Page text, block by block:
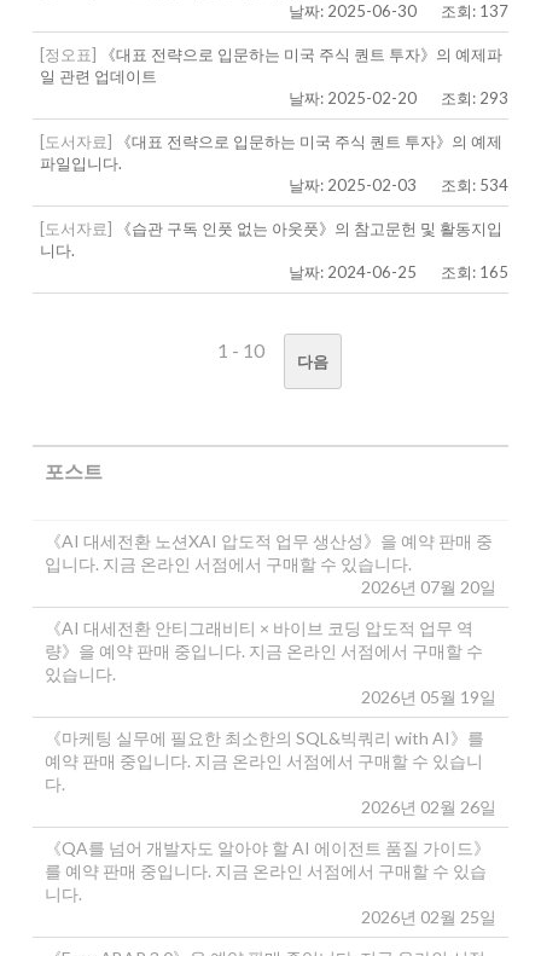
날짜: 2025-06-30
조회: 137
[정오표]
《대표 전략으로 입문하는 미국 주식 퀀트 투자》의 예제파
일 관련 업데이트
날짜: 2025-02-20
조회: 293
[도서자료]
《대표 전략으로 입문하는 미국 주식 퀀트 투자》의 예제
파일입니다.
날짜: 2025-02-03
조회: 534
[도서자료]
《습관 구독 인풋 없는 아웃풋》의 참고문헌 및 활동지입
니다.
날짜: 2024-06-25
조회: 165
1 - 10 다음
포스트
《AI 대세전환 노션XAI 압도적 업무 생산성》을 예약 판매 중
입니다. 지금 온라인 서점에서 구매할 수 있습니다.
2026년 07월 20일
《AI 대세전환 안티그래비티 × 바이브 코딩 압도적 업무 역
량》을 예약 판매 중입니다. 지금 온라인 서점에서 구매할 수
있습니다.
2026년 05월 19일
《마케팅 실무에 필요한 최소한의 SQL&빅쿼리 with AI》를
예약 판매 중입니다. 지금 온라인 서점에서 구매할 수 있습니
다.
2026년 02월 26일
《QA를 넘어 개발자도 알아야 할 AI 에이전트 품질 가이드》
를 예약 판매 중입니다. 지금 온라인 서점에서 구매할 수 있습
니다.
2026년 02월 25일